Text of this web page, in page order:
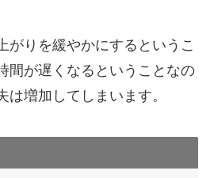
がりを緩やかにするというこ
間が遅くなるということなの
増加してしまいます。